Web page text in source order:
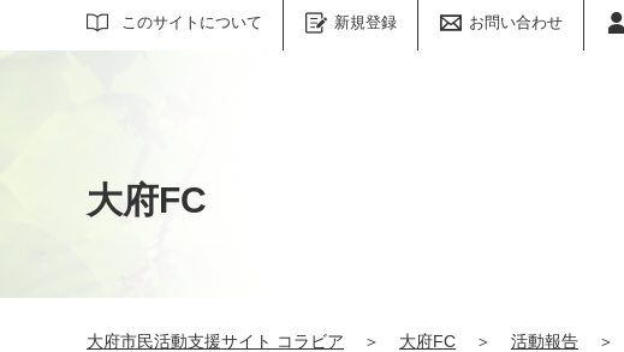
このサイトについて 新規登録 お問い合わせ
サイト内検索
大府FC
大府市民活動支援サイト コラビア ＞ 大府FC ＞ 活動報告 ＞